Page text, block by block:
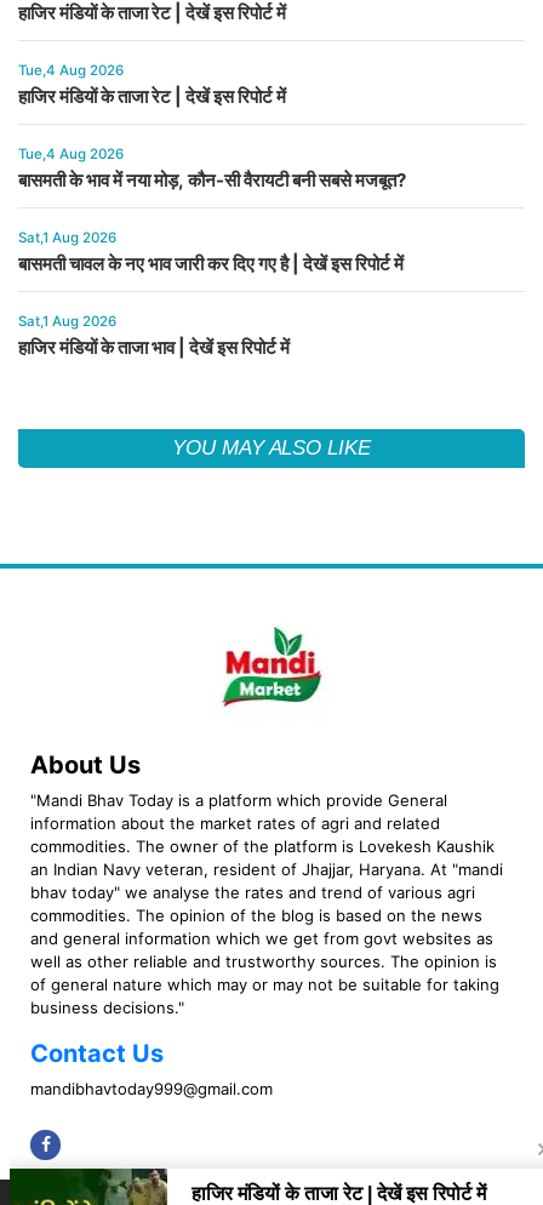
हाजिर मंडियों के ताजा रेट | देखें इस रिपोर्ट में
Tue,4 Aug 2026
हाजिर मंडियों के ताजा रेट | देखें इस रिपोर्ट में
Tue,4 Aug 2026
बासमती के भाव में नया मोड़, कौन-सी वैरायटी बनी सबसे मजबूत?
Sat,1 Aug 2026
बासमती चावल के नए भाव जारी कर दिए गए है | देखें इस रिपोर्ट में
Sat,1 Aug 2026
हाजिर मंडियों के ताजा भाव | देखें इस रिपोर्ट में
YOU MAY ALSO LIKE
About Us
"Mandi Bhav Today is a platform which provide General
information about the market rates of agri and related
commodities. The owner of the platform is Lovekesh Kaushik
an Indian Navy veteran, resident of Jhajjar, Haryana. At "mandi
bhav today" we analyse the rates and trend of various agri
commodities. The opinion of the blog is based on the news
and general information which we get from govt websites as
well as other reliable and trustworthy sources. The opinion is
of general nature which may or may not be suitable for taking
business decisions."
Contact Us
mandibhavtoday999@gmail.com